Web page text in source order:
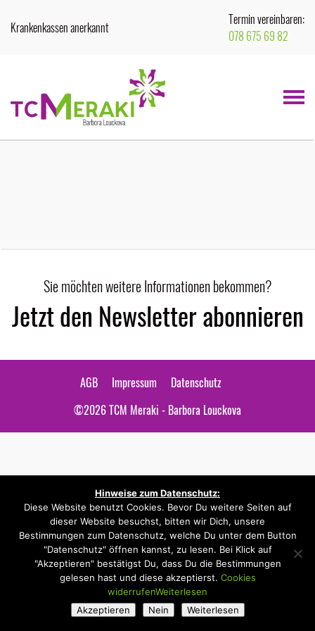
Krankenkassen anerkannt
Termin vereinbaren:
078 675 69 82
Menu
Sie möchten weitere Informationen bekommen?
Jetzt den Newsletter abonnieren
©2026TCM Meraki - Barbora Louckova
AGB Impressum Datenschutz
Hinweise zum Datenschutz:
Diese Website benutzt Cookies. Bevor Du weitere Seiten auf
dieser Website besuchst, bitten wir Dich, unsere
Bestimmungen zum Datenschutz, welche Du unter dem Button
"Datenschutz" öffnen kannst, zu lesen. Bei Klick auf
"Akzeptieren" bestätigst Du, dass Du die Bestimmungen
gelesen hast und diese akzeptierst. Cookies
widerrufenWeiterlesen
Akzeptieren
Nein Weiterlesen